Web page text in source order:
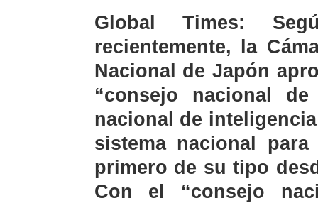
Global Times:
recientemente, la
Nacional de Japón
“consejo nacional
nacional de
sistema nacional
primero de su tipo
Con el “consejo